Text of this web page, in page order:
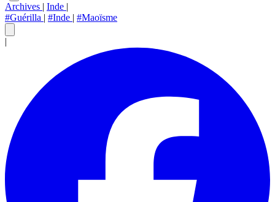
Archives | Inde |
#Guérilla | #Inde | #Maoïsme
|